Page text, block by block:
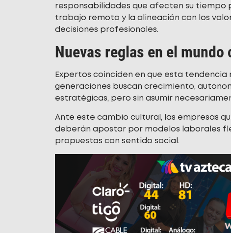
responsabilidades que afecten su tiempo
trabajo remoto y la alineación con los
decisiones profesionales.
Nuevas reglas en el
Expertos coinciden en que esta
generaciones buscan crecimiento,
estratégicas, pero sin asumir
Ante este cambio cultural, las empresas
deberán apostar por modelos laborales
propuestas con sentido social.